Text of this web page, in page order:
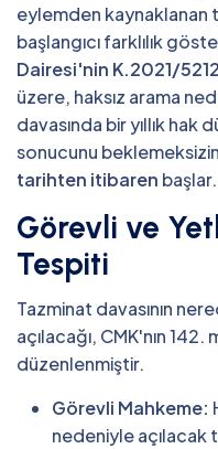
eylemden kaynaklanan
başlangıcı farklılık
Dairesi'nin K.2021/5212
üzere, haksız arama
davasında bir yıllık hak
sonucunu
tarihten itibaren başlar.
Görevli ve
Tespiti
Tazminat davasının
açılacağı, CMK'nın
düzenlenmiştir.
Görevli Mahkeme:
nedeniyle açılacak